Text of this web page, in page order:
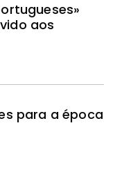
aos
para a época